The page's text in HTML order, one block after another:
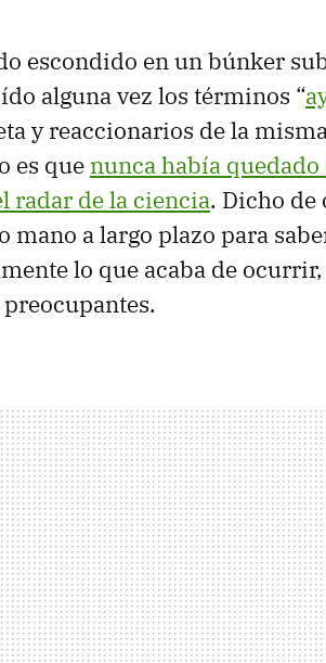
escondido en un búnker
alguna vez los términos “
y reaccionarios de la
es que nunca había quedado
radar de la ciencia. Dicho de
mano a largo plazo para
lo que acaba de